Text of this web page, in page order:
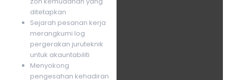
ditetapkan
Sejarah pesanan kerja
merangkumi log
pergerakan juruteknik
untuk akauntabiliti
Menyokong
pengesahan kehadiran